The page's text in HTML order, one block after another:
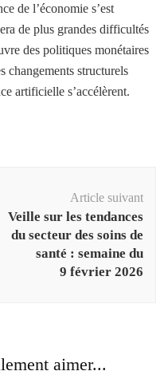
de l’économie s’est
de plus grandes difficultés
des politiques monétaires
changements structurels
artificielle s’accélèrent.
Article suivant
Veille sur les tendances
du secteur des soins de
santé : semaine du
9 février 2026
aimer...